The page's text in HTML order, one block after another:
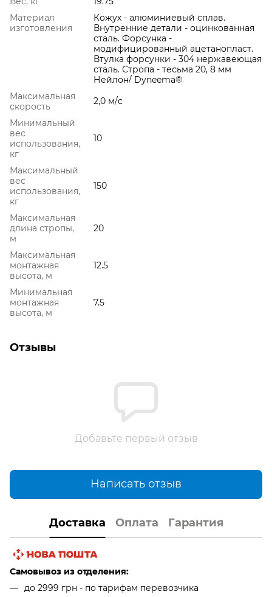
Материал
изготовления
Кожух - алюминиевый сплав.
Внутренние детали - оцинкованная
сталь. Форсунка -
модифицированный ацетанопласт.
Втулка форсунки - 304 нержавеющая
сталь. Стропа - тесьма 20, 8 мм
Нейлон/ Dyneema®
Максимальная
скорость
2,0 м/с
Минимальный
вес
использования,
кг
10
Максимальный
вес
использования,
кг
150
Максимальная
длина стропы,
м
20
Максимальная
монтажная
высота, м
12.5
Минимальная
монтажная
высота, м
7.5
Отзывы
Добавьте первый отзыв
Написать отзыв
Доставка Оплата Гарантия
Самовывоз из отделения:
до 2999 грн - по тарифам перевозчика